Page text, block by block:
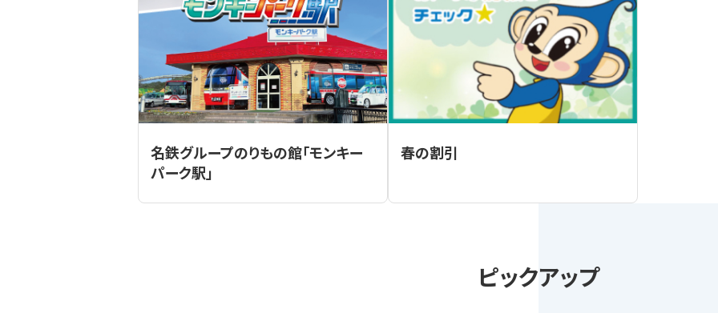
名鉄グループのりもの館「モンキー
パーク駅」
春の割引
ピックアップ